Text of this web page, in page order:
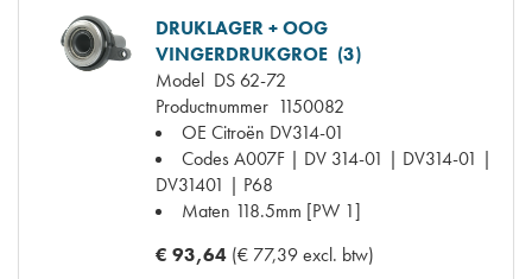
DRUKLAGER + OOG
VINGERDRUKGROE (3)
Model DS 62-72
Productnummer 1150082
OE Citroën DV314-01
CodesA007F | DV 314-01 | DV314-01 |
DV31401 | P68
Maten 118.5mm [PW 1]
€ 93,64 (€ 77,39 excl. btw)